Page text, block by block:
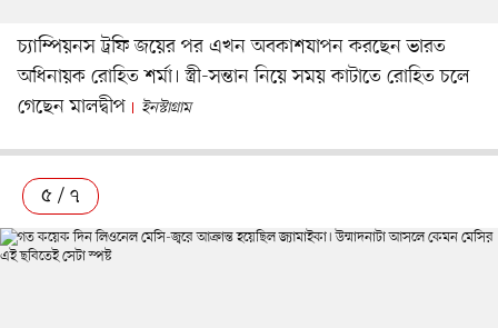
চ্যাম্পিয়নস ট্রফি জয়ের পর এখন অবকাশযাপন করছেন ভারত
অধিনায়ক রোহিত শর্মা। স্ত্রী-সন্তান নিয়ে সময় কাটাতে রোহিত চলে
গেছেন মালদ্বীপ
ইনস্টাগ্রাম
৫ / ৭